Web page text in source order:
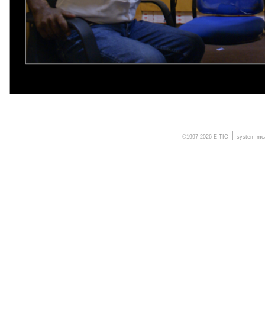
©1997-2026 E-TIC system